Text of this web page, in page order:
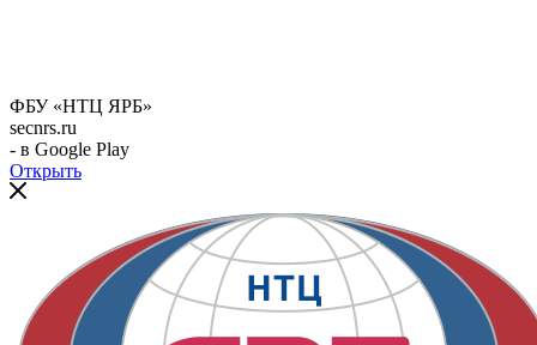
ФБУ «НТЦ ЯРБ»
secnrs.ru
- в Google Play
Открыть